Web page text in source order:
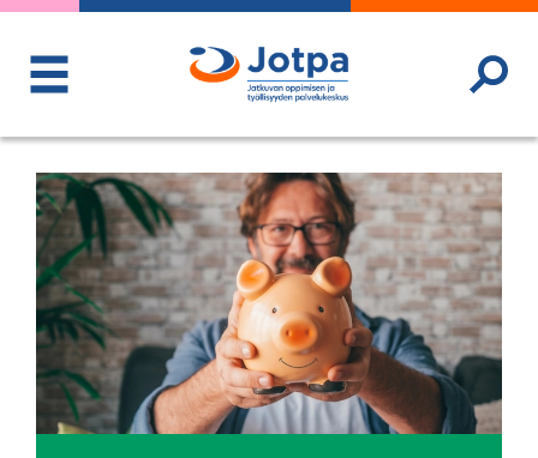
ToggleMenu